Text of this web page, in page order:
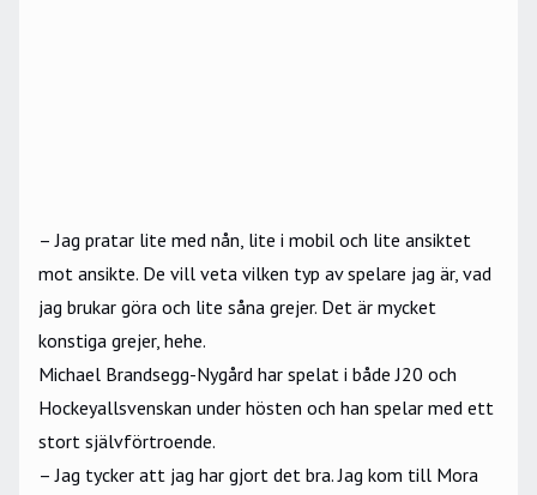
– Jag pratar lite med nån, lite i mobil och lite ansiktet
mot ansikte. De vill veta vilken typ av spelare jag är, vad
jag brukar göra och lite såna grejer. Det är mycket
konstiga grejer, hehe.
Michael Brandsegg-Nygård har spelat i både J20 och
Hockeyallsvenskan under hösten och han spelar med ett
stort självförtroende.
– Jag tycker att jag har gjort det bra. Jag kom till Mora